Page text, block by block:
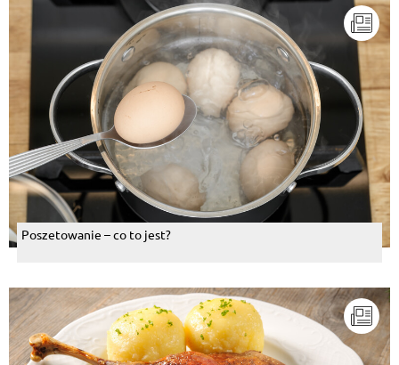
Poszetowanie – co to jest?